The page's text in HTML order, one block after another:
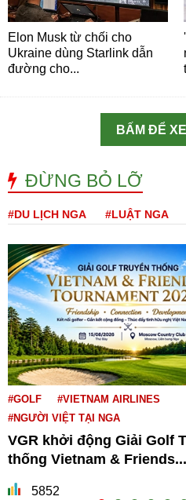
Elon Musk từ chối cho
Ukraine dùng Starlink dẫn
đường cho...
BẤM ĐỂ
ĐỪNG BỎ LỠ
#DU LỊCH NGA #LUẬT NGA
#GOLF
#VIETNAM AIRLINES
#NGƯỜI VIỆT TẠI NGA
VGR khởi động Giải Golf
thống Vietnam & Friends...
5852